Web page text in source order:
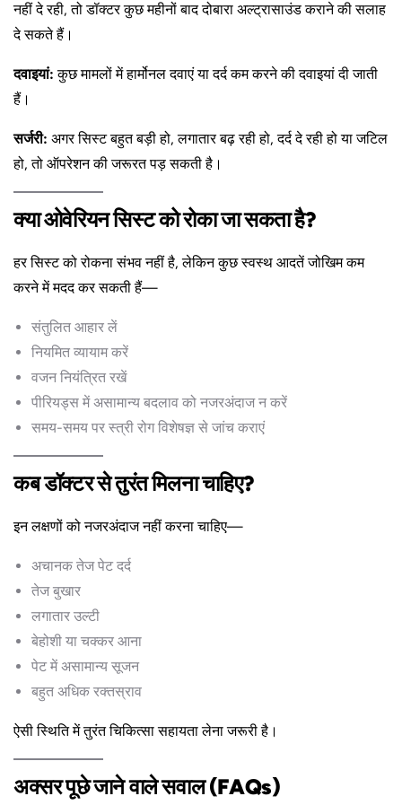
नहीं दे रही, तो डॉक्टर कुछ महीनों बाद दोबारा अल्ट्रासाउंड कराने की सलाह
दे सकते हैं।
दवाइयां:कुछ मामलों में हार्मोनल दवाएं या दर्द कम करने की दवाइयां दी जाती
हैं।
सर्जरी: अगर सिस्ट बहुत बड़ी हो, लगातार बढ़ रही हो, दर्द दे रही हो या जटिल
हो, तो ऑपरेशन की जरूरत पड़ सकती है।
क्या ओवेरियन सिस्ट को रोका जा सकता है?
हर सिस्ट को रोकना संभव नहीं है, लेकिन कुछ स्वस्थ आदतें जोखिम कम
करने में मदद कर सकती हैं—
संतुलित आहार लें
नियमित व्यायाम करें
वजन नियंत्रित रखें
पीरियड्स में असामान्य बदलाव को नजरअंदाज न करें
समय-समय पर स्त्री रोग विशेषज्ञ से जांच कराएं
कब डॉक्टर से तुरंत मिलना चाहिए?
इन लक्षणों को नजरअंदाज नहीं करना चाहिए—
अचानक तेज पेट दर्द
तेज बुखार
लगातार उल्टी
बेहोशी या चक्कर आना
पेट में असामान्य सूजन
बहुत अधिक रक्तस्राव
ऐसी स्थिति में तुरंत चिकित्सा सहायता लेना जरूरी है।
अक्सर पूछे जाने वाले सवाल (FAQs)